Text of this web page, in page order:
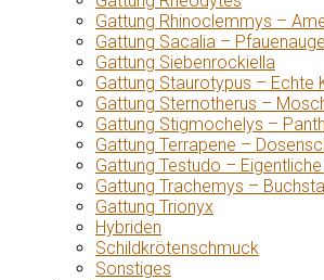
Gattung Rhinoclemmys –
Gattung Sacalia –
Gattung Siebenrockiella
Gattung Staurotypus – Echte
Gattung Sternotherus –
Gattung Stigmochelys –
Gattung Terrapene –
Gattung Testudo –
Gattung Trachemys –
Gattung Trionyx
Hybriden
Schildkrötenschmuck
Sonstiges